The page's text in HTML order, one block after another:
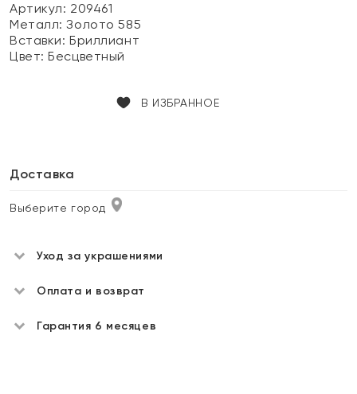
Артикул: 209461
Металл:Золото 585
Вставки:Бриллиант
Цвет:Бесцветный
В ИЗБРАННОЕ
Доставка
Выберите город
Уход за украшениями
Оплата и возврат
Гарантия 6 месяцев